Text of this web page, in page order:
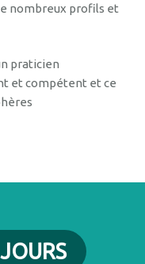
nombreux profils et
praticien
et compétent et ce